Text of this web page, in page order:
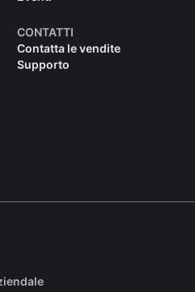
CONTATTI
Contatta le vendite
Supporto
(opens in a new tab)